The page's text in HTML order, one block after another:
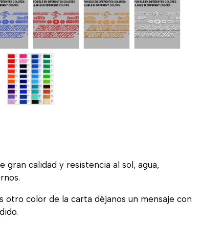
gran calidad y resistencia al sol, agua,
otro color de la carta déjanos un mensaje con